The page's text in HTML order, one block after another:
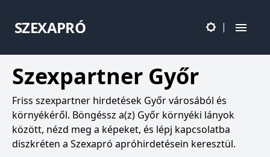
SZEXAPRÓ |
Szexpartner Győr
Friss szexpartner hirdetések Győr városából és
környékéről. Böngéssz a(z) Győr környéki lányok
között, nézd meg a képeket, és lépj kapcsolatba
diszkréten a Szexapró apróhirdetésein keresztül.